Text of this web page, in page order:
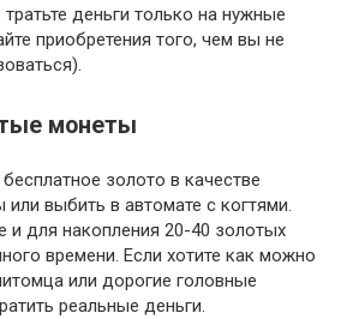
деньги только на нужные
приобретения того, чем вы не
монеты
золото в качестве
выбить в автомате с когтями.
и для накопления 20-40 золотых
времени. Если хотите как можно
или дорогие головные
реальные деньги.